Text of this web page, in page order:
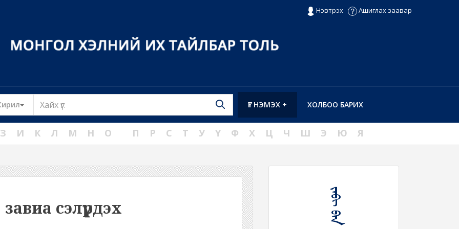
Нэвтрэх Ашиглах заавар
Toggle Dropdown ХОЛБОО БАРИХ
ҮГ НЭМЭХ +
З И К Л М Н О П Р С Т У Ү Ф Х Ц Ч Ш Э Ю Я
завиа сэлүүрдэх